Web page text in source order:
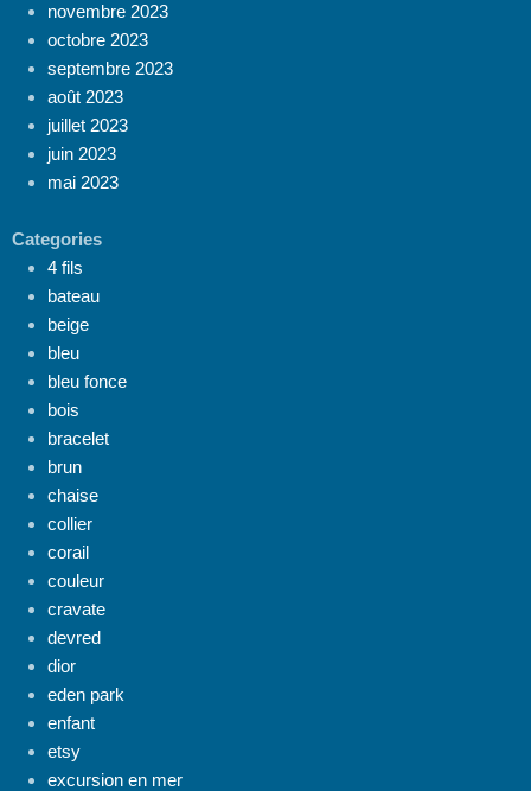
novembre 2023
octobre 2023
septembre 2023
août 2023
juillet 2023
juin 2023
mai 2023
Categories
4 fils
bateau
beige
bleu
bleu fonce
bois
bracelet
brun
chaise
collier
corail
couleur
cravate
devred
dior
eden park
enfant
etsy
excursion en mer